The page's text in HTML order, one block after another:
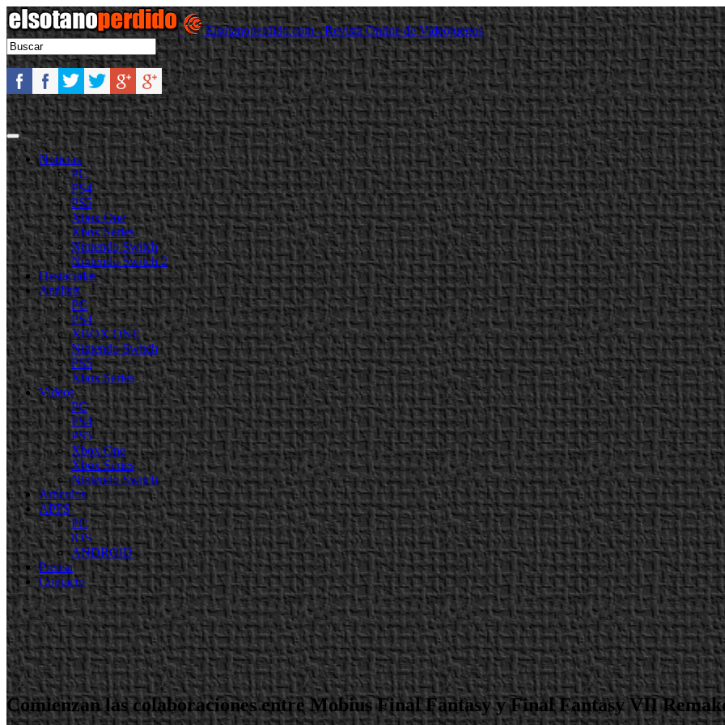
Elsotanoperdido.com - Revista Online de Videojuegos
Noticias
PC
PS4
PS5
Xbox One
Xbox Series
Nintendo Switch
Nintendo Switch 2
Destacadas
Análisis
PC
PS4
XBOX ONE
Nintendo Switch
PS5
Xbox Series
Videos
PC
PS4
PS5
Xbox One
Xbox Series
Nintendo Switch
Artículos
APPS
PC
iOS
ANDROID
Prensa
Contacto
Comienzan las colaboraciones entre Mobius Final Fantasy y Final Fantasy VII